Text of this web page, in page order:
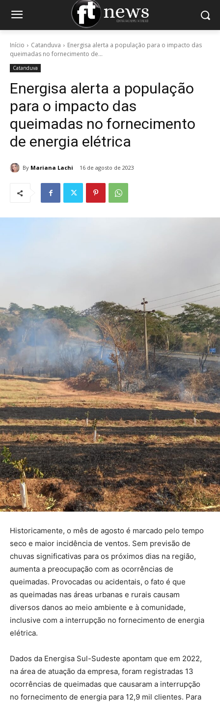
Início Catanduva
Energisa alerta a população para o impacto das
queimadas no fornecimento de...
Catanduva
Energisa alerta a população
para o impacto das
queimadas no fornecimento
de energia elétrica
By Mariana Lachi 16 de agosto de 2023
Historicamente, o mês de agosto é marcado pelo tempo
seco e maior incidência de ventos. Sem previsão de
chuvas significativas para os próximos dias na região,
aumenta a preocupação com as ocorrências de
queimadas. Provocadas ou acidentais, o fato é que
as queimadas nas áreas urbanas e rurais causam
diversos danos ao meio ambiente e à comunidade,
inclusive com a interrupção no fornecimento de energia
elétrica.
Dados da Energisa Sul-Sudeste apontam que em 2022,
na área de atuação da empresa, foram registradas 13
ocorrências de queimadas que causaram a interrupção
no fornecimento de energia para 12,9 mil clientes. Para